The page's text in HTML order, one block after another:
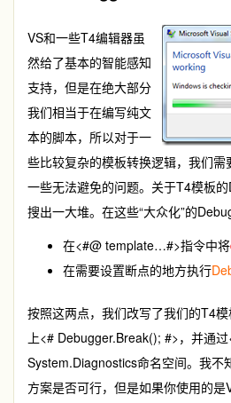
VS和一些T4编辑器虽
然给了基本的智能感知
支持，但是在绝大部分
我们相当于在编写纯文
本的脚本，所以对于一
些比较复杂的模板转换逻辑，我们
一些无法避免的问题。关于T4模板
搜出一大堆。在这些“大众化”的
在<#@ template…#>指令中将
在需要设置断点的地方执行
按照这两点，我们改写了我们的T4
上<# Debugger.Break(); #>，并通
System.Diagnostics命名空间。我不
方案是否可行，但是如果你使用的